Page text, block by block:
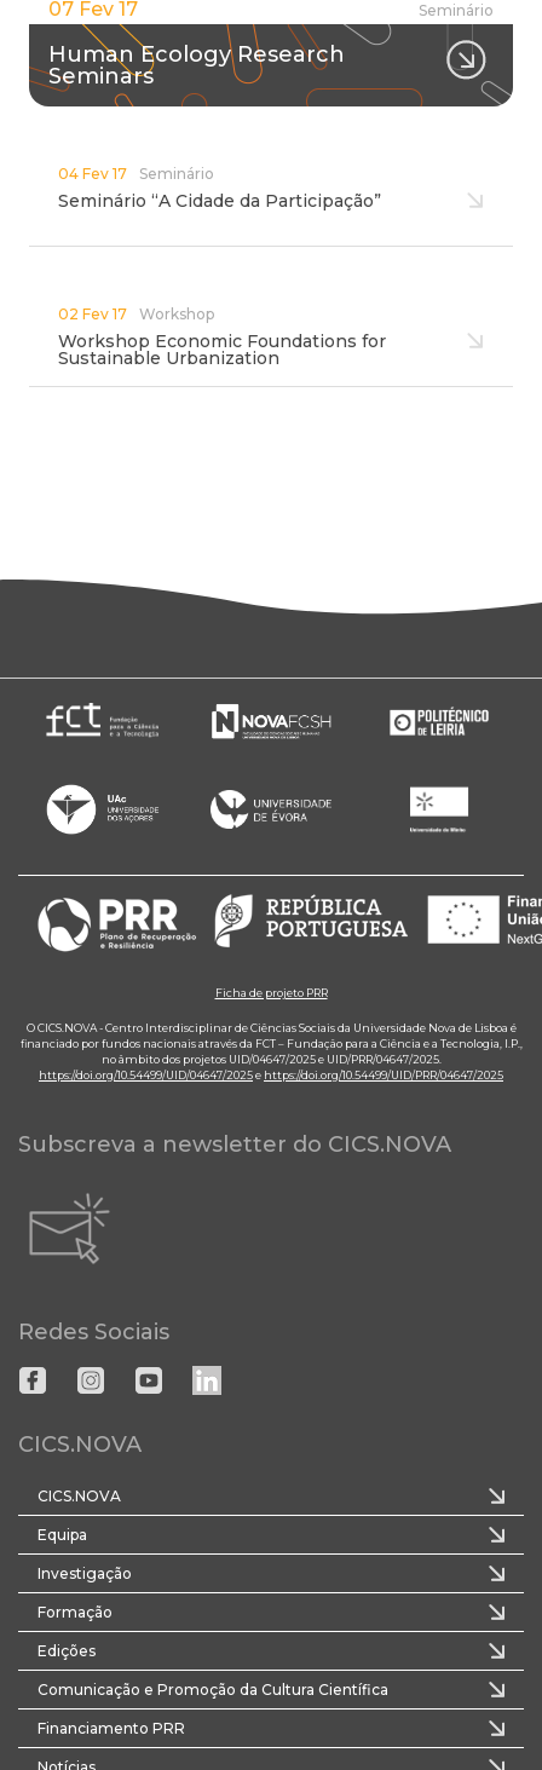
07 Fev 17 Seminário
Human Ecology Research
Seminars
04 Fev 17 Seminário
Seminário “A Cidade da Participação”
02 Fev 17 Workshop
Workshop Economic Foundations for
Sustainable Urbanization
Ficha de projeto PRR
O CICS.NOVA - Centro Interdisciplinar de Ciências Sociais da Universidade Nova de Lisboa é
financiado por fundos nacionais através da FCT – Fundação para a Ciência e a Tecnologia, I.P.,
no âmbito dos projetos UID/04647/2025 e UID/PRR/04647/2025.
https://doi.org/10.54499/UID/04647/2025e https://doi.org/10.54499/UID/PRR/04647/2025
Subscreva a newsletter do CICS.NOVA
Redes Sociais
CICS.NOVA
CICS.NOVA
Equipa
Investigação
Formação
Edições
Comunicação e Promoção da Cultura Científica
Financiamento PRR